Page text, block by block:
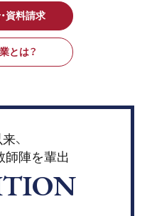
資料請求
とは？
、
師陣を輩出